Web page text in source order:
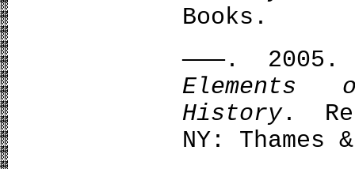
Books.
———.
Elements
History.
NY: Thames